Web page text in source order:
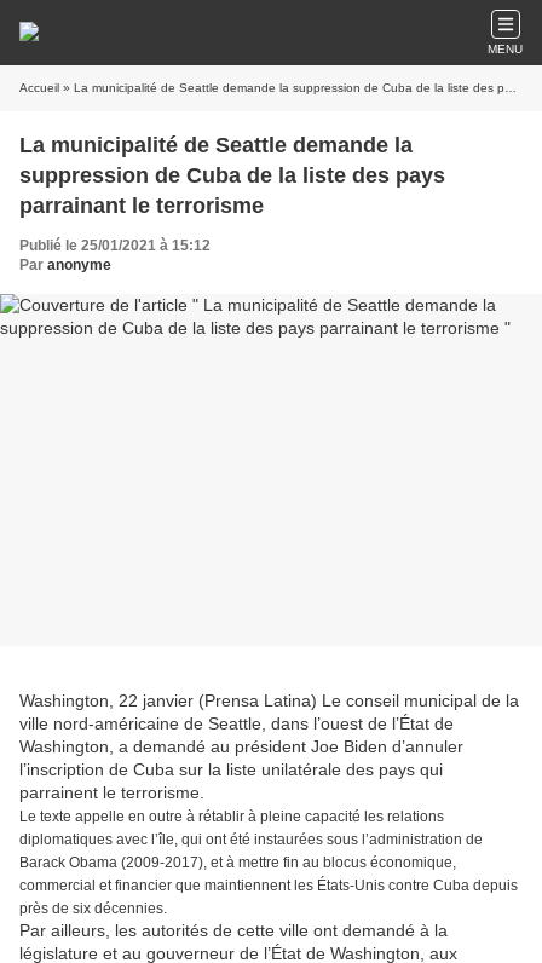
MENU
Accueil » La municipalité de Seattle demande la suppression de Cuba de la liste des pays parrainant le terrorisme
La municipalité de Seattle demande la
suppression de Cuba de la liste des pays
parrainant le terrorisme
Publié le 25/01/2021 à 15:12
Par anonyme
Washington, 22 janvier (Prensa Latina) Le conseil municipal de la
ville nord-américaine de Seattle, dans l’ouest de l’État de
Washington, a demandé au président Joe Biden d’annuler
l’inscription de Cuba sur la liste unilatérale des pays qui
parrainent le terrorisme.
Le texte appelle en outre à rétablir à pleine capacité les relations
diplomatiques avec l’île, qui ont été instaurées sous l’administration de
Barack Obama (2009-2017), et à mettre fin au blocus économique,
commercial et financier que maintiennent les États-Unis contre Cuba depuis
près de six décennies.
Par ailleurs, les autorités de cette ville ont demandé à la
législature et au gouverneur de l’État de Washington, aux